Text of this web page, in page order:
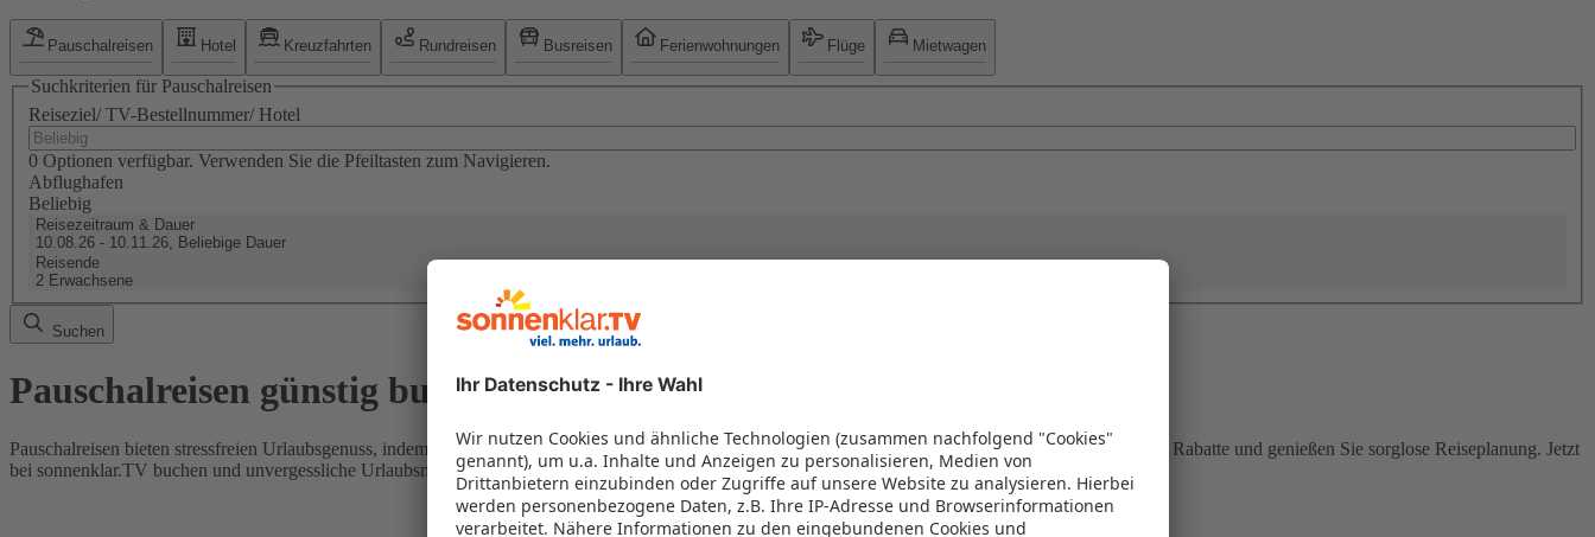
Pauschalreisen Hotel Kreuzfahrten Rundreisen Busreisen Ferienwohnungen Flüge Mietwagen
Suchkriterien für Pauschalreisen
Reiseziel/ TV-Bestellnummer/ Hotel
0 Optionen verfügbar. Verwenden Sie die Pfeiltasten zum Navigieren.
Abflughafen
Beliebig
Reisezeitraum & Dauer
10.08.26 - 10.11.26, Beliebige Dauer
Reisende
2 Erwachsene
Suchen
Pauschalreisen günstig buchen
Pauschalreisen bieten stressfreien Urlaubsgenuss, indem Flug und Hotel in einem Paket kombiniert werden – das spart Zeit und Geld. Nutzen Sie attraktive Rabatte und genießen Sie sorglose Reiseplanung. Jetzt
bei sonnenklar.TV buchen und unvergessliche Urlaubsmomente erleben!